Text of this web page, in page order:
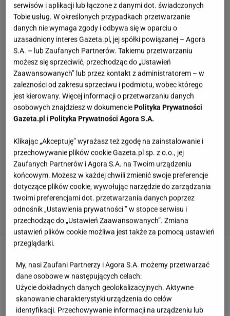
Zobacz wideo Anna Seniuk nie chce być babcią w
kapciach. Nieobecność wynagradza wnukom w
kreatywny sposób
serwisów i aplikacji lub łączone z danymi dot. świadczonych
Tobie usług. W określonych przypadkach przetwarzanie
danych nie wymaga zgody i odbywa się w oparciu o
uzasadniony interes Gazeta.pl, jej spółki powiązanej – Agora
S.A. – lub Zaufanych Partnerów. Takiemu przetwarzaniu
możesz się sprzeciwić, przechodząc do „Ustawień
Zaawansowanych” lub przez kontakt z administratorem – w
zależności od zakresu sprzeciwu i podmiotu, wobec którego
jest kierowany. Więcej informacji o przetwarzaniu danych
osobowych znajdziesz w dokumenciePolityka Prywatności
Gazeta.pl iPolityka Prywatności Agora S.A.
Klikając „Akceptuję” wyrażasz też zgodę na zainstalowanie i
przechowywanie plików cookie Gazeta.pl sp. z o.o., jej
Zaufanych Partnerów i Agora S.A. na Twoim urządzeniu
końcowym. Możesz w każdej chwili zmienić swoje preferencje
dotyczące plików cookie, wywołując narzędzie do zarządzania
twoimi preferencjami dot. przetwarzania danych poprzez
odnośnik „Ustawienia prywatności ” w stopce serwisu i
przechodząc do „Ustawień Zaawansowanych”. Zmiana
ustawień plików cookie możliwa jest także za pomocą ustawień
przeglądarki.
My, nasi Zaufani Partnerzy i Agora S.A. możemy przetwarzać
dane osobowe w następujących celach:
Użycie dokładnych danych geolokalizacyjnych. Aktywne
skanowanie charakterystyki urządzenia do celów
identyfikacji. Przechowywanie informacji na urządzeniu lub